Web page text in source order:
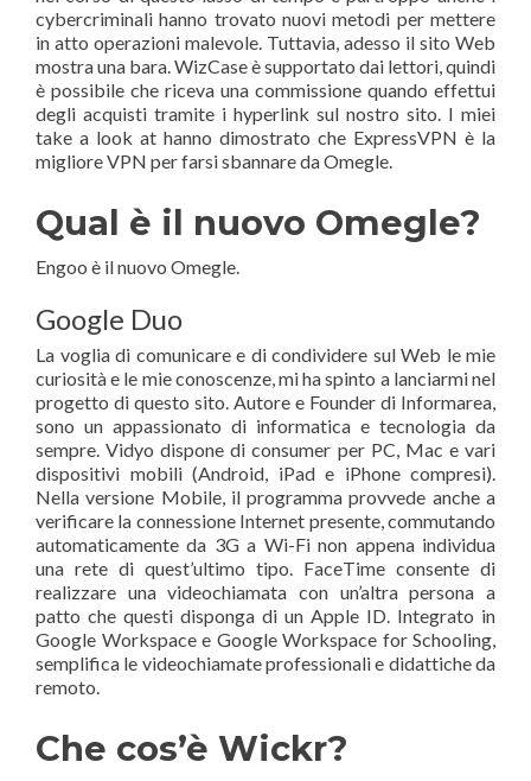
cybercriminali hanno trovato nuovi metodi per mettere
in atto operazioni malevole. Tuttavia, adesso il sito Web
mostra una bara. WizCase è supportato dai lettori, quindi
è possibile che riceva una commissione quando effettui
degli acquisti tramite i hyperlink sul nostro sito. I miei
take a look at hanno dimostrato che ExpressVPN è la
migliore VPN per farsi sbannare da Omegle.
Qual è il nuovo Omegle?
Engoo è il nuovo Omegle.
Google Duo
La voglia di comunicare e di condividere sul Web le mie
curiosità e le mie conoscenze, mi ha spinto a lanciarmi nel
progetto di questo sito. Autore e Founder di Informarea,
sono un appassionato di informatica e tecnologia da
sempre. Vidyo dispone di consumer per PC, Mac e vari
dispositivi mobili (Android, iPad e iPhone compresi).
Nella versione Mobile, il programma provvede anche a
verificare la connessione Internet presente, commutando
automaticamente da 3G a Wi-Fi non appena individua
una rete di quest’ultimo tipo. FaceTime consente di
realizzare una videochiamata con un’altra persona a
patto che questi disponga di un Apple ID. Integrato in
Google Workspace e Google Workspace for Schooling,
semplifica le videochiamate professionali e didattiche da
remoto.
Che cos’è Wickr?